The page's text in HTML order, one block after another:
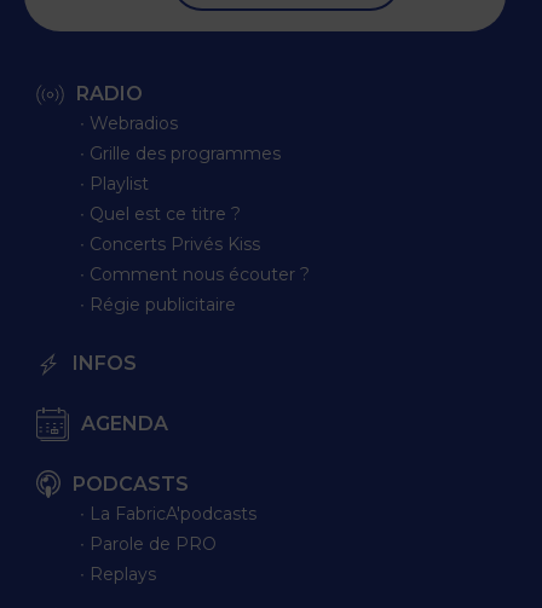
RADIO
∙ Webradios
∙ Grille des programmes
∙ Playlist
∙ Quel est ce titre ?
∙ Concerts Privés Kiss
∙ Comment nous écouter ?
∙ Régie publicitaire
INFOS
AGENDA
PODCASTS
∙ La FabricA'podcasts
∙ Parole de PRO
∙ Replays